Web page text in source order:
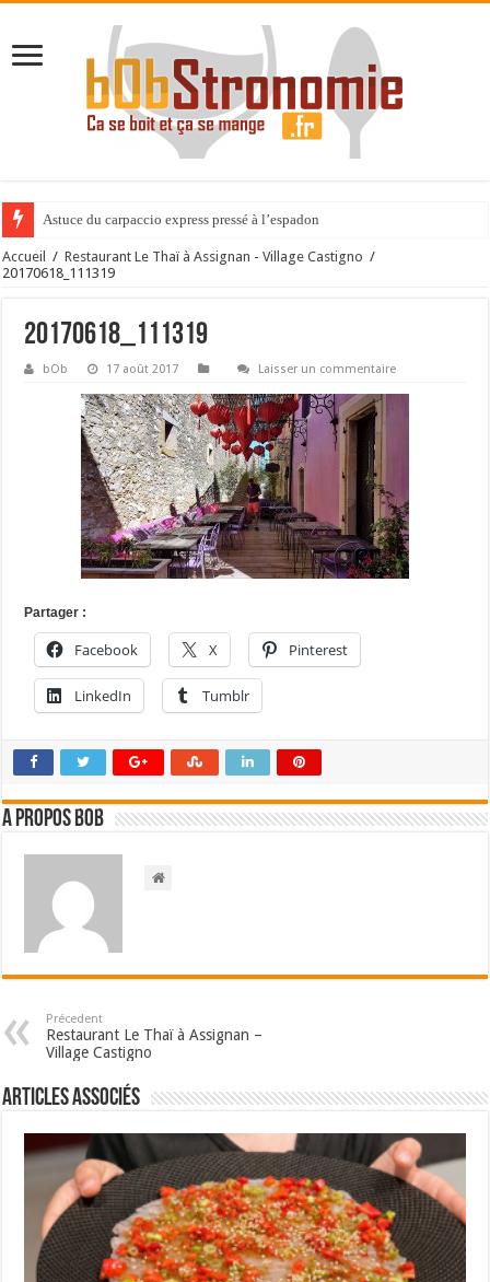
Astuce du carpaccio express pressé à l’espadon
Accueil / Restaurant Le Thaï à Assignan - Village Castigno /
20170618_111319
20170618_111319
bOb 17 août 2017 Laisser un commentaire
Partager :
Facebook X Pinterest
LinkedIn Tumblr
A propos bOb
Précedent
Restaurant Le Thaï à Assignan –
Village Castigno
Articles associés